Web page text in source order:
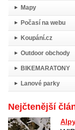
Mapy
Počasí na webu
Koupání.cz
Outdoor obchody
BIKEMARATONY
Lanové parky
Nejčtenější